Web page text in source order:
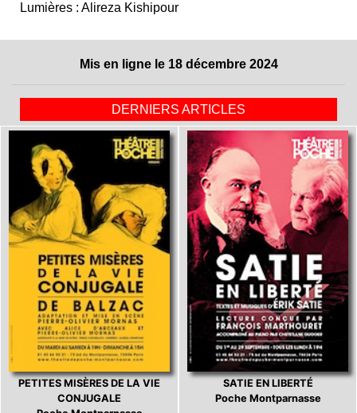
Lumières : Alireza Kishipour
Mis en ligne le 18 décembre 2024
DERNIERS ARTICLES
PETITES MISÈRES DE LA VIE
CONJUGALE
SATIE EN LIBERTÉ
Poche Montparnasse